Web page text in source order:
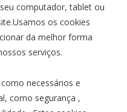
computador, tablet ou
os cookies
da melhor forma
serviços.
necessários e
como segurança ,